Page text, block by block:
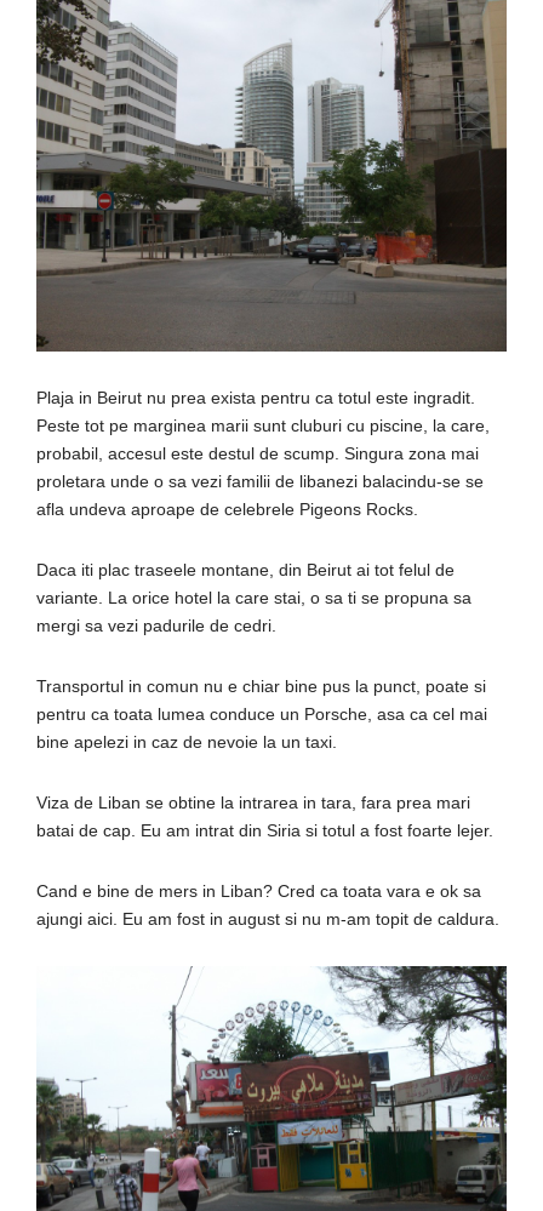
Plaja in Beirut nu prea exista pentru ca totul este ingradit.
Peste tot pe marginea marii sunt cluburi cu piscine, la care,
probabil, accesul este destul de scump. Singura zona mai
proletara unde o sa vezi familii de libanezi balacindu-se se
afla undeva aproape de celebrele Pigeons Rocks.
Daca iti plac traseele montane, din Beirut ai tot felul de
variante. La orice hotel la care stai, o sa ti se propuna sa
mergi sa vezi padurile de cedri.
Transportul in comun nu e chiar bine pus la punct, poate si
pentru ca toata lumea conduce un Porsche, asa ca cel mai
bine apelezi in caz de nevoie la un taxi.
Viza de Liban se obtine la intrarea in tara, fara prea mari
batai de cap. Eu am intrat din Siria si totul a fost foarte lejer.
Cand e bine de mers in Liban? Cred ca toata vara e ok sa
ajungi aici. Eu am fost in august si nu m-am topit de caldura.